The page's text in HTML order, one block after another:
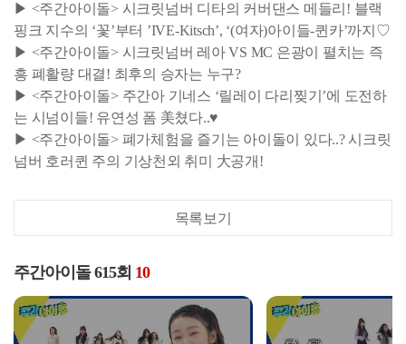
▶ <주간아이돌> 시크릿넘버 디타의 커버댄스 메들리! 블랙
핑크 지수의 ‘꽃’부터 ’IVE-Kitsch’, ‘(여자)아이들-퀸카’까지♡
▶ <주간아이돌> 시크릿넘버 레아 VS MC 은광이 펼치는 즉
흥 폐활량 대결! 최후의 승자는 누구?
▶ <주간아이돌> 주간아 기네스 ‘릴레이 다리찢기’에 도전하
는 시넘이들! 유연성 폼 美쳤다..♥
▶ <주간아이돌> 폐가체험을 즐기는 아이돌이 있다..? 시크릿
넘버 호러퀸 주의 기상천외 취미 大공개!
목록보기
주간아이돌 615회 10